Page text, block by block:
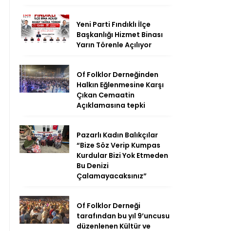
Yeni Parti Fındıklı İlçe
Başkanlığı Hizmet Binası
Yarın Törenle Açılıyor
Of Folklor Derneğinden
Halkın Eğlenmesine Karşı
Çıkan Cemaatin
Açıklamasına tepki
Pazarlı Kadın Balıkçılar
“Bize Söz Verip Kumpas
Kurdular Bizi Yok Etmeden
Bu Denizi
Çalamayacaksınız”
Of Folklor Derneği
tarafından bu yıl 9’uncusu
düzenlenen Kültür ve